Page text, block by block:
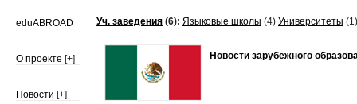
eduABROAD
О проекте [+]
Новости [+]
Уч. заведения (6): Языковые школы (4) Университеты (1)
Новости зарубежного